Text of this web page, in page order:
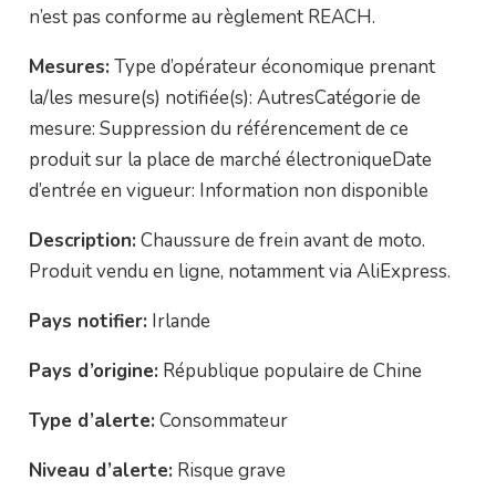
n’est pas conforme au règlement REACH.
Mesures: Type d’opérateur économique prenant
la/les mesure(s) notifiée(s): AutresCatégorie de
mesure: Suppression du référencement de ce
produit sur la place de marché électroniqueDate
d’entrée en vigueur: Information non disponible
Description: Chaussure de frein avant de moto.
Produit vendu en ligne, notamment via AliExpress.
Pays notifier: Irlande
Pays d’origine: République populaire de Chine
Type d’alerte: Consommateur
Niveau d’alerte: Risque grave